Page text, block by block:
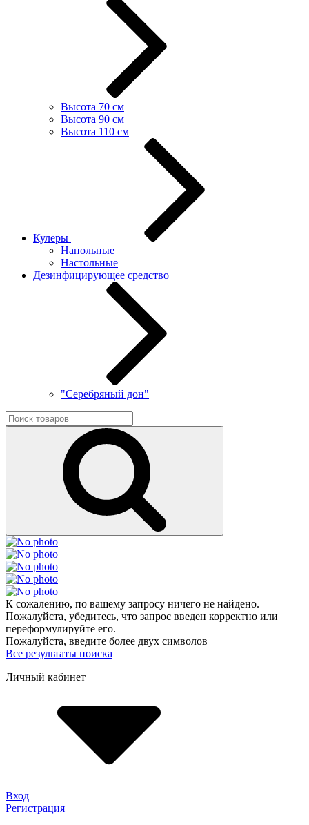
Высота 70 см
Высота 90 см
Высота 110 см
Кулеры
Напольные
Настольные
Дезинфицирующее средство
"Серебряный дон"
К сожалению, по вашему запросу ничего не найдено.
Пожалуйста, убедитесь, что запрос введен корректно или
переформулируйте его.
Пожалуйста, введите более двух символов
Все результаты поиска
Личный кабинет
Вход
Регистрация